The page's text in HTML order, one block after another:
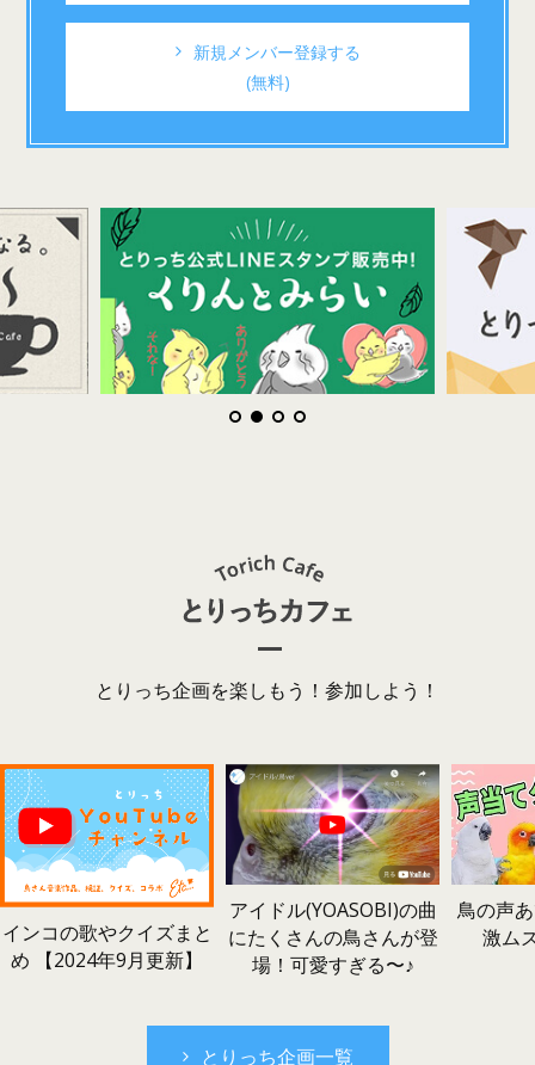
新規メンバー登録する
(無料)
とりっち企画を楽しもう！参加しよう！
インコの歌やクイズまと
め 【2024年9月更新】
アイドル(YOASOBI)の曲
にたくさんの鳥さんが登
場！可愛すぎる〜♪
鳥の声
激ム
とりっち企画一覧